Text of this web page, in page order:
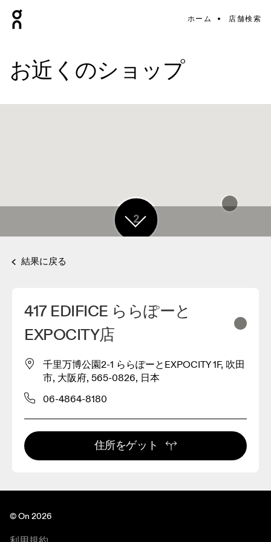
ホーム 店舗検索
お近くのショップ
3
2
結果に戻る
417 EDIFICE ららぽーと
EXPOCITY店
千里万博公園2-1 ららぽーとEXPOCITY 1F, 吹田
市, 大阪府, 565-0826, 日本
06-4864-8180
住所をゲット
© On 2026